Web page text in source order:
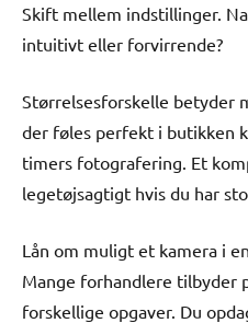
Skift mellem indstillinger.
intuitivt eller forvirrende?
Størrelsesforskelle betyder
der føles perfekt i butikken
timers fotografering. Et
legetøjsagtigt hvis du har
Lån om muligt et kamera i
Mange forhandlere tilbyder
forskellige opgaver. Du